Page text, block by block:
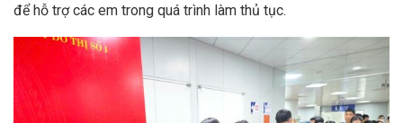
để hỗ trợ các em trong quá trình làm thủ tục.